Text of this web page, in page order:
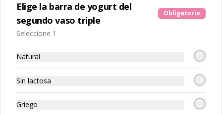
Energy Ball x4
$3.400
Elige la barra de yogurt del
segundo vaso triple
Obligatorio
Seleccione 1
Natural
Sin lactosa
Griego